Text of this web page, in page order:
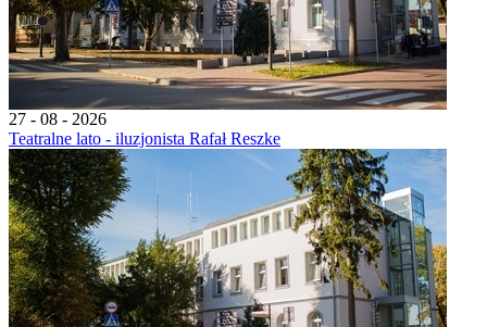
27 - 08 - 2026
Teatralne lato - iluzjonista Rafał Reszke